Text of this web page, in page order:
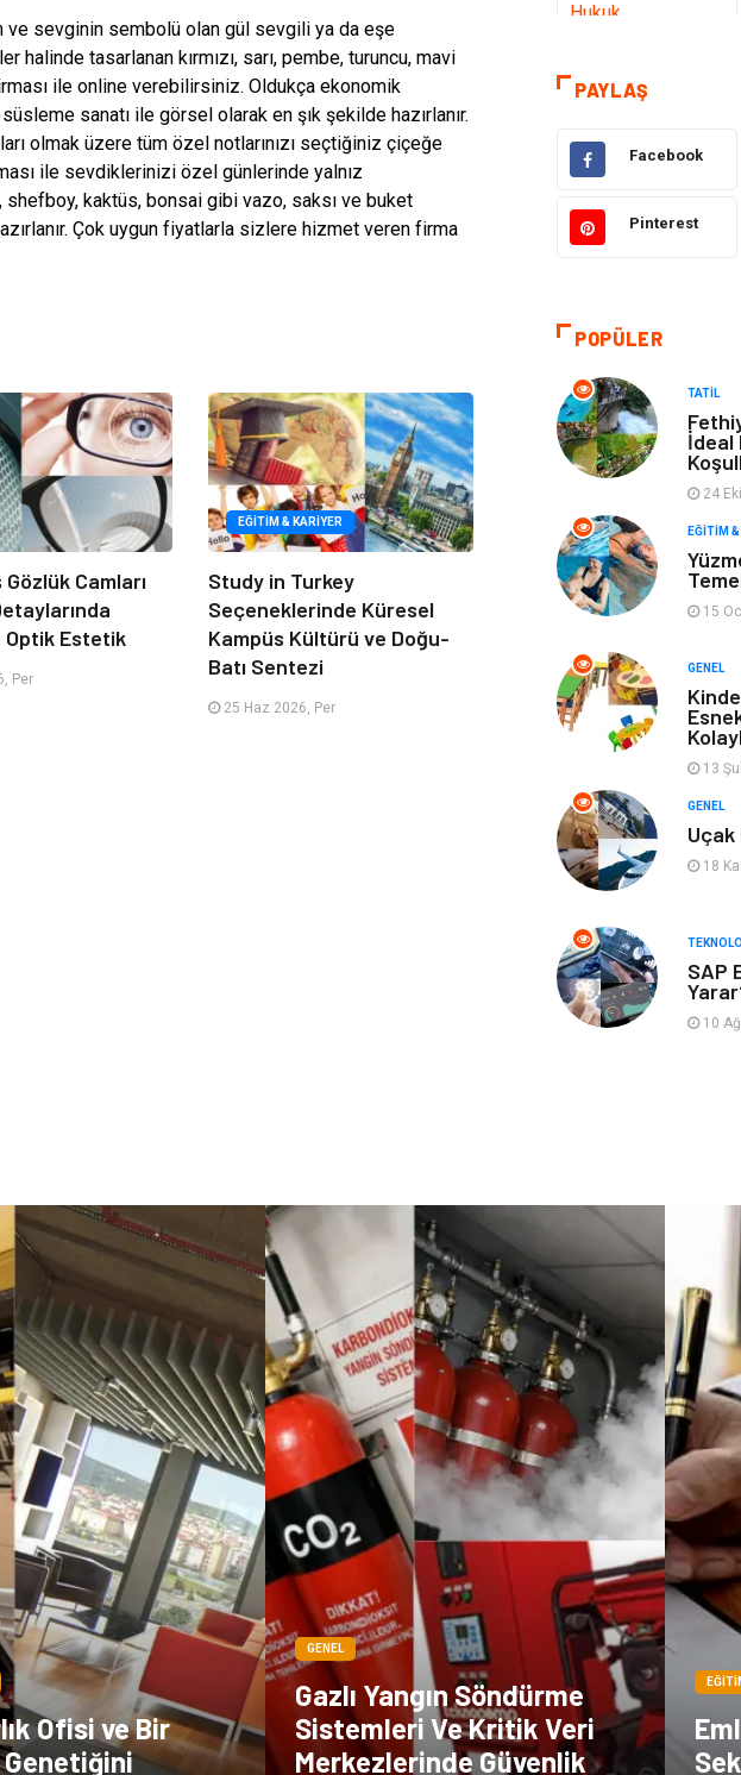
ve sevginin sembolü olan gül sevgili ya da eşe
tasarlanan kırmızı, sarı, pembe, turuncu, mavi
ile online verebilirsiniz. Oldukça ekonomik
sanatı ile görsel olarak en şık şekilde hazırlanır.
olmak üzere tüm özel notlarınızı seçtiğiniz çiçeğe
ile sevdiklerinizi özel günlerinde yalnız
shefboy, kaktüs, bonsai gibi vazo, saksı ve buket
Çok uygun fiyatlarla sizlere hizmet veren firma
Camları
Estetik
Per
EĞITIM & KARIYER
Study in Turkey
Seçeneklerinde Küresel
Kampüs Kültürü ve Doğu-
Batı Sentezi
25 Haz 2026, Per
Hukuk
Gündem
Genel Kültür
Metal
Yeme & İçme
Ev İşleri
Organizasyon
Astroloji
Mobilya
Bebek Giyim
saç bakımı
kozmetiğin püf
noktaları
PAYLAŞ
Facebook
Pinterest
POPÜLER
TATIL
İdeal
24
EĞITIM
15
GENEL
13
GENEL
Uçak
18
SAP
10
Ofisi ve Bir
Genetiğini
GENEL
Gazlı Yangın Söndürme
Sistemleri Ve Kritik Veri
Merkezlerinde Güvenlik